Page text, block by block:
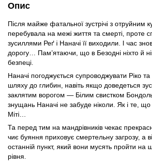
Опис
Після майже фатальної зустрічі з отруйним
перебувала на межі життя та смерті, проте
зусиллями Реґ і Наначі її виходили. І час
дорогу… Пам’ятаючи, що в Безодні ніхто й
безпеці.
Наначі погоджується супроводжувати Ріко
шляху до глибин, навіть якщо доведеться
заклятим ворогом — Білим свистком
знущань Наначі не забуде ніколи. Як і те, що
Міті…
Та перед тим на мандрівників чекає
чиє буяння приховує смертельну загрозу, а
останній пункт, який вони мусять пройти на
рівня.